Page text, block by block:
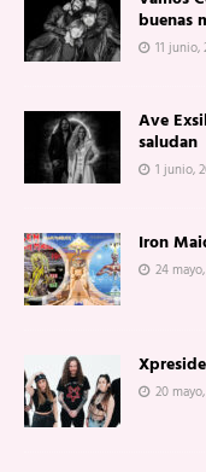
buenas
11 junio,
Ave
saludan
1 junio,
Iron
24
20